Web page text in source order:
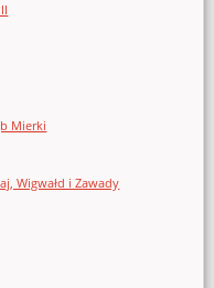
Mierki
Wigwałd i Zawady